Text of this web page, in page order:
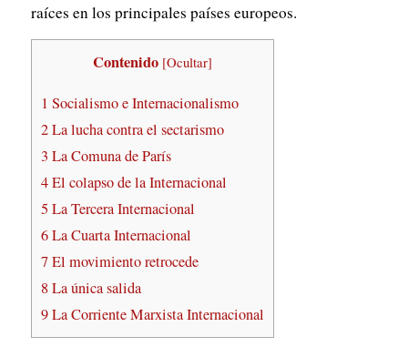
raíces en los principales países europeos.
Contenido [Ocultar]
1 Socialismo e Internacionalismo
2La lucha contra el sectarismo
3 La Comuna de París
4El colapso de la Internacional
5 La Tercera Internacional
6La Cuarta Internacional
7El movimiento retrocede
8La única salida
9La Corriente Marxista Internacional